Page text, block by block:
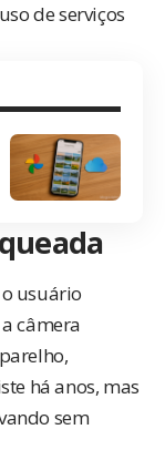
de serviços
usuário
câmera
há anos, mas
sem